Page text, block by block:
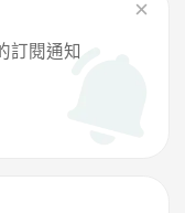
訂閱通知